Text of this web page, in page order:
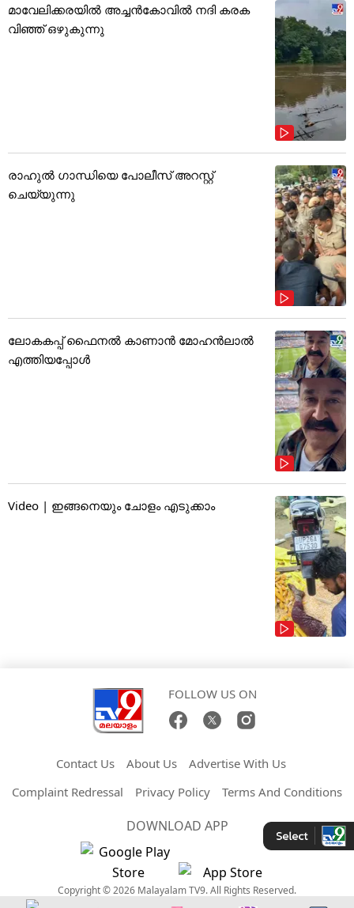
മാവേലിക്കരയിൽ അച്ചൻകോവിൽ നദി കരക
വിഞ്ഞ് ഒഴുകുന്നു
രാഹുൽ ഗാന്ധിയെ പോലീസ് അറസ്റ്റ്
ചെയ്യുന്നു
ലോകകപ്പ് ഫൈനൽ കാണാൻ മോഹൻലാൽ
എത്തിയപ്പോൾ
Video | ഇങ്ങനെയും ചോളം എടുക്കാം
FOLLOW US ON
Contact Us About Us
Advertise With Us
Complaint Redressal
Privacy Policy Terms And Conditions
DOWNLOAD APP
Copyright © 2026 Malayalam TV9. All Rights Reserved.